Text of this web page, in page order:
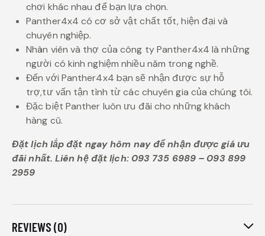
chơi khác nhau để bạn lựa chọn.
Panther4x4 có cơ sở vật chất tốt, hiện đại và
chuyên nghiệp.
Nhân viên và thợ của công ty Panther4x4 là những
người có kinh nghiệm nhiều năm trong nghề.
Đến với Panther4x4 bạn sẽ nhận được sự hỗ
trợ,tư vấn tận tình từ các chuyên gia của chúng tôi.
Đặc biệt Panther luôn ưu đãi cho những khách
hàng cũ.
Đặt lịch lắp đặt ngay hôm nay để nhận được giá ưu
đãi nhất. Liên hệ đặt lịch: 093 735 6989 – 093 899
2959
REVIEWS (0)